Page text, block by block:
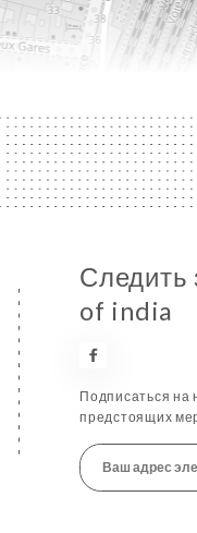
Следить
of india
Подписаться на
предстоящих